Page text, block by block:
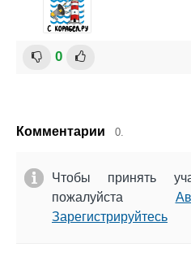
0
Комментарии 0.
Чтобы принять
пожалуйста
Зарегистрируйтесь